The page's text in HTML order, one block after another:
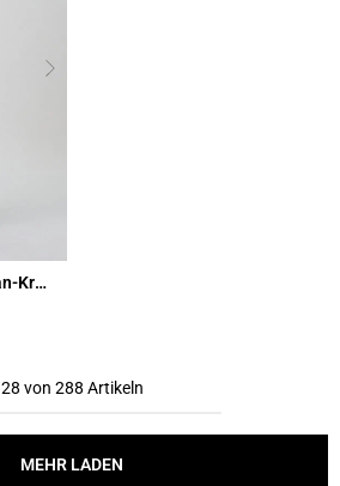
Popeline-Hemd, Viktorian-Kragen
28 von 288 Artikeln
MEHR LADEN